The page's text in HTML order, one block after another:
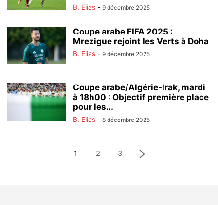
B. Elias - 9 décembre 2025
Coupe arabe FIFA 2025 :
Mrezigue rejoint les Verts à Doha
B. Elias - 9 décembre 2025
Coupe arabe/Algérie-Irak, mardi
à 18h00 : Objectif première place
pour les...
B. Elias - 8 décembre 2025
1 2 3